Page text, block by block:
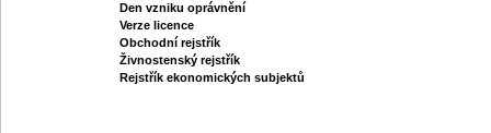
Den vzniku oprávnění
Verze licence
Obchodní rejstřík
Živnostenský rejstřík
Rejstřík ekonomických subjektů